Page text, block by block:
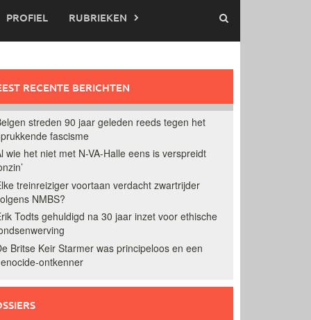
PROFIEL RUBRIEKEN
RECENTE BERICHTEN
streden 90 jaar geleden reeds tegen het
fascisme
wie het niet met N-VA-Halle eens is verspreidt
treinreiziger voortaan verdacht zwartrijder
NMBS?
Todts gehuldigd na 30 jaar inzet voor ethische
Britse Keir Starmer was principeloos en een
ontkenner